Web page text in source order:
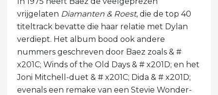
vrijgelaten Diamanten & Roest, die de top 40
titeltrack bevatte die haar relatie met Dylan
verdiept. Het album bood ook andere
nummers geschreven door Baez zoals & #
x201C; Winds of the Old Days & # x201D; en het
Joni Mitchell-duet & # x201C; Dida & # x201D;
evenals een remake van een Stevie Wonder-